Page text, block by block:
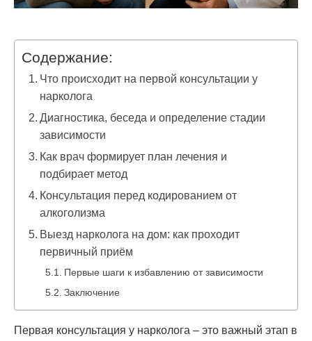
Содержание:
Что происходит на первой консультации у
нарколога
Диагностика, беседа и определение стадии
зависимости
Как врач формирует план лечения и
подбирает метод
Консультация перед кодированием от
алкоголизма
Выезд нарколога на дом: как проходит
первичный приём
Первые шаги к избавлению от зависимости
Заключение
Первая консультация у нарколога – это важный этап в